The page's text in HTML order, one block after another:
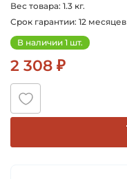
Вес товара: 1.3 кг.
Срок гарантии: 12 месяцев
В наличии 1 шт.
2 308 ₽